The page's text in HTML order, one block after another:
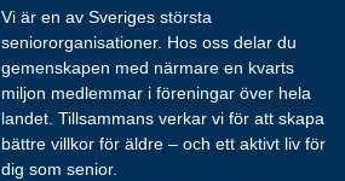
Vi är en av Sveriges största
seniororganisationer. Hos oss delar du
gemenskapen med närmare en kvarts
miljon medlemmar i föreningar över hela
landet. Tillsammans verkar vi för att skapa
bättre villkor för äldre – och ett aktivt liv för
dig som senior.